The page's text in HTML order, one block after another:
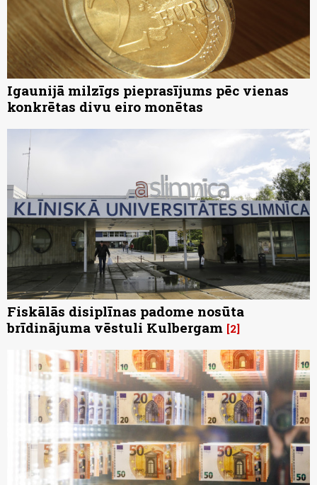
Igaunijā milzīgs pieprasījums pēc vienas
konkrētas divu eiro monētas
Fiskālās disiplīnas padome nosūta
brīdinājuma vēstuli Kulbergam 2